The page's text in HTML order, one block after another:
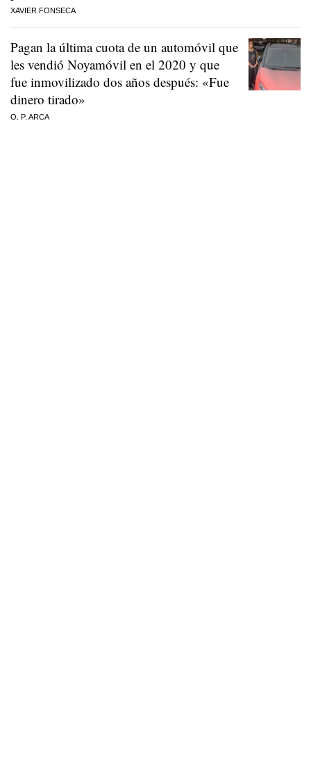
XAVIER FONSECA
Pagan la última cuota de un automóvil que
les vendió Noyamóvil en el 2020 y que
fue inmovilizado dos años después: «Fue
dinero tirado»
O. P. ARCA